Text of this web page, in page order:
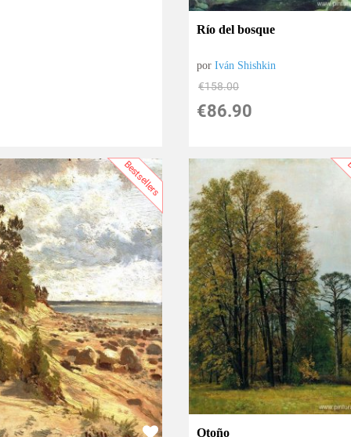
Río del bosque
porIván Shishkin
€158.00
€86.90
Bestsellers
Otoño